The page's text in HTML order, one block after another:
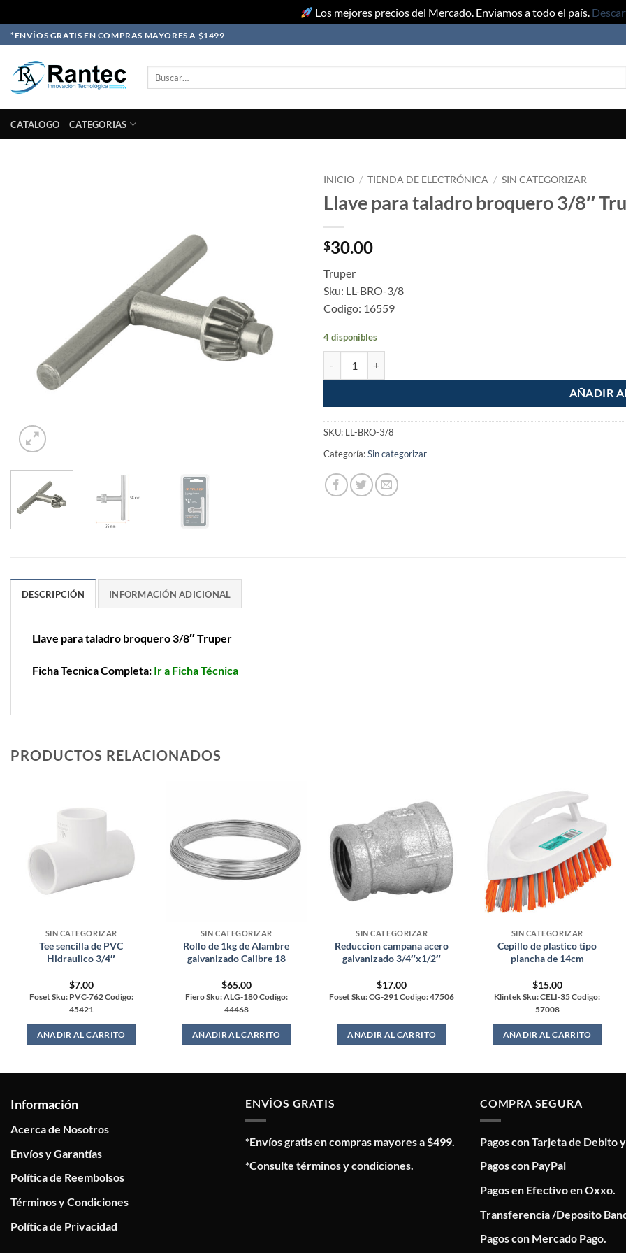
Los mejores precios del Mercado. Enviamos a todo el país.
Skip
to
content
*ENVÍOS GRATIS EN COMPRAS MAYORES A $1499
CATALOGO CATEGORIAS
INICIO / TIENDA DE ELECTRÓNICA / SIN CATEGORIZAR
Llave para taladro broquero 3/8″
$30.00
Truper
Sku: LL-BRO-3/8
Codigo: 16559
4 disponibles
AÑADIR
SKU: LL-BRO-3/8
Categoría:Sin categorizar
DESCRIPCIÓN INFORMACIÓN ADICIONAL
Llave para taladro broquero 3/8″ Truper
Ficha Tecnica Completa: Ir a Ficha Técnica
PRODUCTOS RELACIONADOS
SIN CATEGORIZAR
Tee sencilla de PVC
Hidraulico 3/4″
$7.00
Foset Sku: PVC-762 Codigo:
45421
AÑADIR AL CARRITO
SIN CATEGORIZAR
Rollo de 1kg de Alambre
galvanizado Calibre 18
$65.00
Fiero Sku: ALG-180 Codigo:
44468
AÑADIR AL CARRITO
SIN CATEGORIZAR
Reduccion campana acero
galvanizado 3/4″x1/2″
$17.00
Foset Sku: CG-291 Codigo: 47506
AÑADIR AL CARRITO
SIN CATEGORIZAR
Cepillo de plastico tipo
plancha de 14cm
$15.00
Klintek Sku: CELI-35 Codigo:
57008
AÑADIR AL CARRITO
Información
Acerca de Nosotros
Envíos y Garantías
Política de Reembolsos
Términos y Condiciones
Política de Privacidad
ENVÍOS GRATIS
*Envíos gratis en compras mayores a $499.
*Consulte términos y condiciones.
COMPRA SEGURA
Pagos con Tarjeta de Debito
Pagos con PayPal
Pagos en Efectivo en Oxxo.
Transferencia /Deposito
Pagos con Mercado Pago.